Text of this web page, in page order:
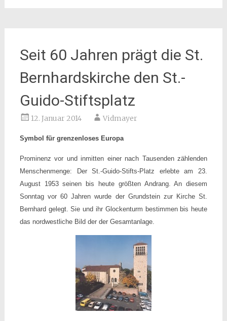
Seit 60 Jahren prägt die St.
Bernhardskirche den St.-
Guido-Stiftsplatz
12. Januar 2014 Vidmayer
Symbol für grenzenloses Europa
Prominenz vor und inmitten einer nach Tausenden zählenden
Menschenmenge: Der St.-Guido-Stifts-Platz erlebte am 23.
August 1953 seinen bis heute größten Andrang. An diesem
Sonntag vor 60 Jahren wurde der Grundstein zur Kirche St.
Bernhard gelegt. Sie und ihr Glockenturm bestimmen bis heute
das nordwestliche Bild der der Gesamtanlage.